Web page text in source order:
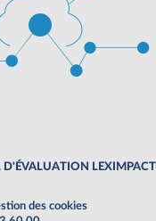
D'ÉVALUATION LEXIMPACT
des cookies